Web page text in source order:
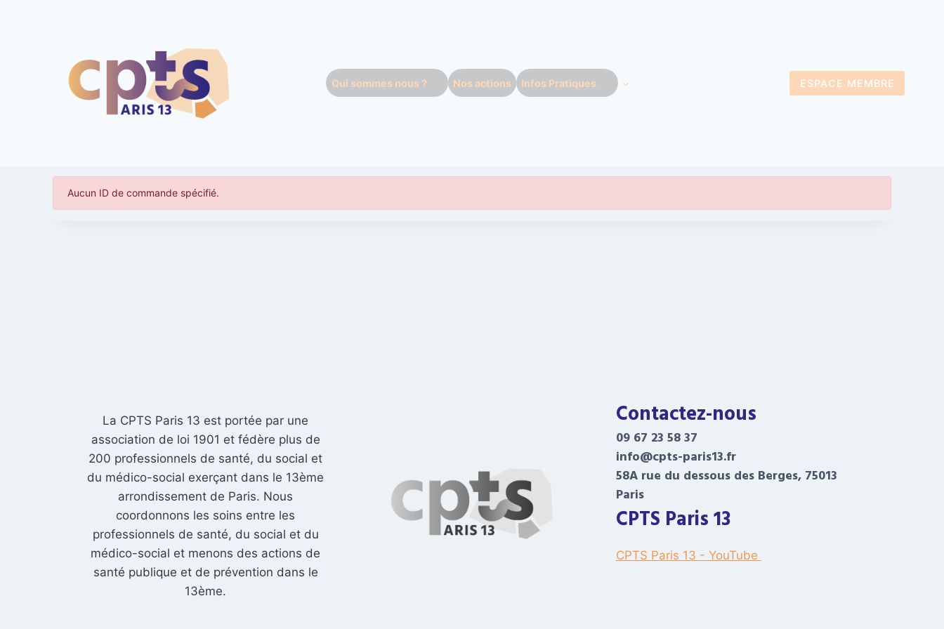
Qui sommes nous ? Nos actions Infos Pratiques ESPACE MEMBRE
Aucun ID de commande spécifié.
La CPTS Paris 13 est portée par une
association de loi 1901 et fédère plus de
200 professionnels de santé, du social et
du médico-social exerçant dans le 13ème
arrondissement de Paris. Nous
coordonnons les soins entre les
professionnels de santé, du social et du
médico-social et menons des actions de
santé publique et de prévention dans le
13ème.
Contactez-nous
09 67 23 58 37
info@cpts-paris13.fr
58A rue du dessous des Berges, 75013
Paris
CPTS Paris 13
CPTS Paris 13 - YouTube